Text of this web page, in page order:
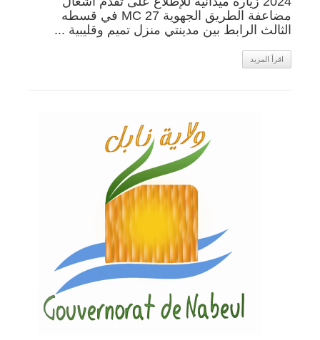
مضاعفة الطريق الجهوية MC 27 في قسطه
الثالث الرابط بين مدينتي منزل تميم وقليبية ...
اقرأ المزيد